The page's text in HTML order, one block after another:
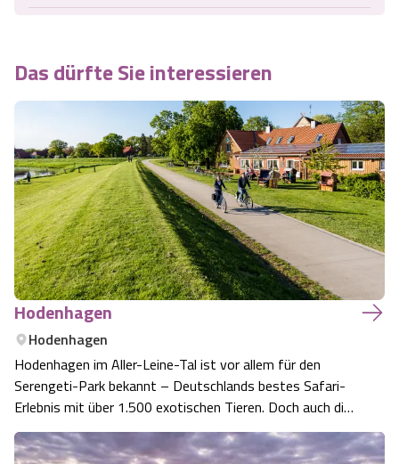
Das dürfte Sie interessieren
Hodenhagen
Hodenhagen
Hodenhagen im Aller-Leine-Tal ist vor allem für den
Serengeti-Park bekannt – Deutschlands bestes Safari-
Erlebnis mit über 1.500 exotischen Tieren. Doch auch die
malerische Flusslandschaft, ausgedehnte Radwege und
zahlreiche Naturerlebnisse machen den Ort zu einem